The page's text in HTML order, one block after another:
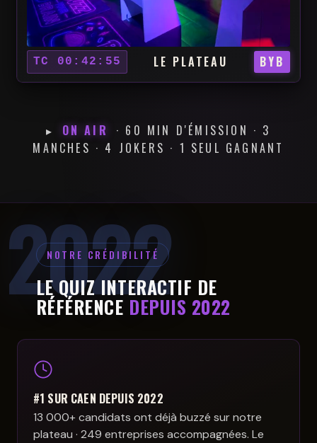
TC 00:42:55 LE PLATEAU BYB
▸ ON AIR
· 60 MIN D'ÉMISSION · 3
MANCHES · 4 JOKERS · 1 SEUL GAGNANT
NOTRE CRÉDIBILITÉ
LE QUIZ INTERACTIF DE
RÉFÉRENCE DEPUIS 2022
#1 SUR CAEN DEPUIS 2022
13 000+ candidats ont déjà buzzé sur notre
plateau · 249 entreprises accompagnées. Le